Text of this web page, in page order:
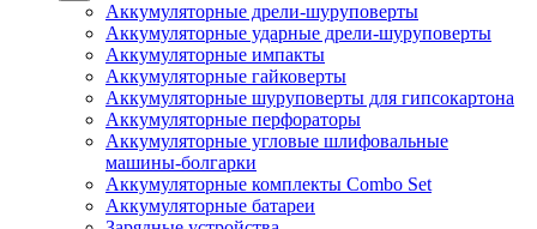
Аккумуляторные дрели-шуруповерты
Аккумуляторные ударные дрели-шуруповерты
Аккумуляторные импакты
Аккумуляторные гайковерты
Аккумуляторные шуруповерты для гипсокартона
Аккумуляторные перфораторы
Аккумуляторные угловые шлифовальные
машины-болгарки
Аккумуляторные комплекты Combo Set
Аккумуляторные батареи